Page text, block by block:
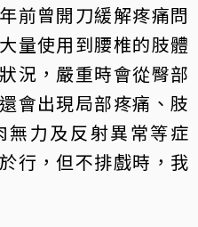
前曾開刀緩解疼痛問
量使用到腰椎的肢體
況，嚴重時會從臀部
會出現局部疼痛、肢
無力及反射異常等症
行，但不排戲時，我